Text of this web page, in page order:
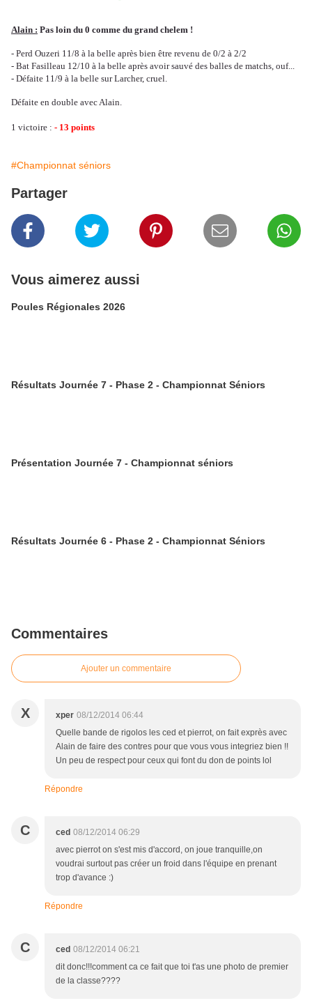
Alain : Pas loin du 0 comme du grand chelem !
- Perd Ouzeri 11/8 à la belle après bien être revenu de 0/2 à 2/2
- Bat Fasilleau 12/10 à la belle après avoir sauvé des balles de matchs, ouf...
- Défaite 11/9 à la belle sur Larcher, cruel.
Défaite en double avec Alain.
1 victoire : - 13 points
#Championnat séniors
Partager
Vous aimerez aussi
Poules Régionales 2026
Résultats Journée 7 - Phase 2 - Championnat Séniors
Présentation Journée 7 - Championnat séniors
Résultats Journée 6 - Phase 2 - Championnat Séniors
Commentaires
Ajouter un commentaire
X xper 08/12/2014 06:44
Quelle bande de rigolos les ced et pierrot, on fait exprès avec
Alain de faire des contres pour que vous vous integriez bien !!
Un peu de respect pour ceux qui font du don de points lol
Répondre
C ced 08/12/2014 06:29
avec pierrot on s'est mis d'accord, on joue tranquille,on
voudrai surtout pas créer un froid dans l'équipe en prenant
trop d'avance :)
Répondre
C ced 08/12/2014 06:21
dit donc!!!comment ca ce fait que toi t'as une photo de premier
de la classe????